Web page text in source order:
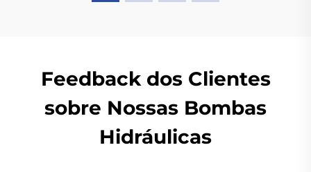
Feedback dos Clientes
sobre Nossas Bombas
Hidráulicas